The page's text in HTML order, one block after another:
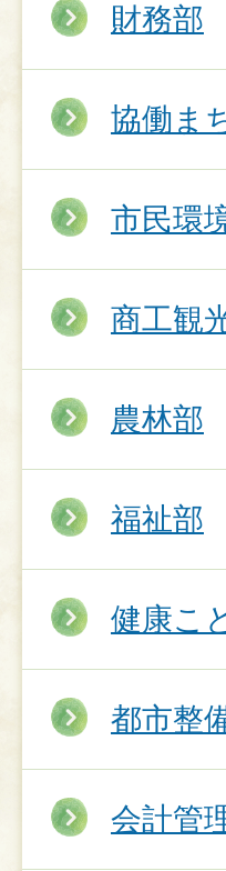
財務部
協働ま
市民環
商工観
農林部
福祉部
健康こ
都市整
会計管